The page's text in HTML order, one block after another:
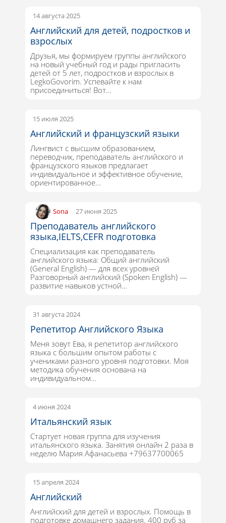
14 августа 2025
Английский для детей, подростков и
взрослых
Друзья, мы формируем группы английского
на новый учебный год и рады пригласить
детей от 5 лет, подростков и взрослых в
LegkoGovorim. Успевайте к нам
присоединиться! Вот…
15 июля 2025
Английский и французский языки
Лингвист с высшим образованием,
переводчик, преподаватель английского и
французского языков предлагает
индивидуальное и эффективное обучение,
ориентированное…
Sona 27 июня 2025
Преподаватель английского
языка,IELTS,CEFR подготовка
Специализация как преподаватель
английского языка: Общий английский
(General English) — для всех уровней
Разговорный английский (Spoken English) —
развитие навыков устной…
31 августа 2024
Репетитор Английского Языка
Меня зовут Ева, я репетитор английского
языка с большим опытом работы с
учениками разного уровня подготовки. Моя
методика обучения основана на
индивидуальном…
4 июня 2024
Итальянский язык
Стартует новая группа для изучения
итальянского языка. Занятия онлайн 2 раза в
неделю Мария Афанасьева +79637700065
15 апреля 2024
Английский
Английский для детей и взрослых. Помощь в
подготовке домашнего задания. 400 руб за